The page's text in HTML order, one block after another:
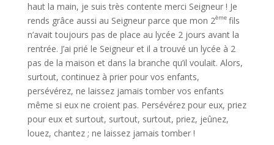
haut la main, je suis très contente merci Seigneur ! Je
rends grâce aussi au Seigneur parce que mon 2ème fils
n’avait toujours pas de place au lycée 2 jours avant la
rentrée. J’ai prié le Seigneur et il a trouvé un lycée à 2
pas de la maison et dans la branche qu’il voulait. Alors,
surtout, continuez à prier pour vos enfants,
persévérez, ne laissez jamais tomber vos enfants
même si eux ne croient pas. Persévérez pour eux, priez
pour eux et surtout, surtout, surtout, priez, jeûnez,
louez, chantez ; ne laissez jamais tomber !